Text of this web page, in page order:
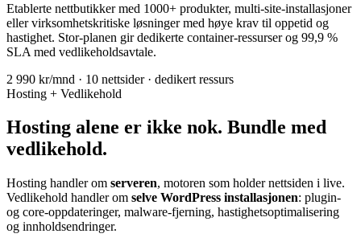
Etablerte nettbutikker med 1000+ produkter, multi-site-installasjoner
eller virksomhetskritiske løsninger med høye krav til oppetid og
hastighet. Stor-planen gir dedikerte container-ressurser og 99,9 %
SLA med vedlikeholdsavtale.
2 990 kr/mnd · 10 nettsider · dedikert ressurs
Hosting + Vedlikehold
Hosting alene er ikke nok. Bundle med
vedlikehold.
Hosting handler om serveren, motoren som holder nettsiden i live.
Vedlikehold handler om selve WordPress installasjonen: plugin-
og core-oppdateringer, malware-fjerning, hastighetsoptimalisering
og innholdsendringer.